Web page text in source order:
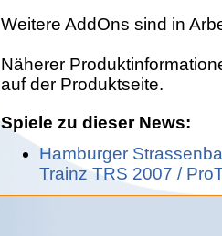
Weitere AddOns sind in
Näherer
auf der Produktseite.
Spiele zu dieser News:
Hamburger
Trainz TRS 2007 /